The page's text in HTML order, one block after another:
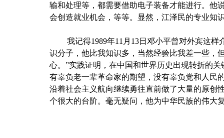
输和处理等，都需要借助电子装备才能进行。他
会创造就业机会，等等。显然，江泽民的专业知
我记得1989年11 月 13日邓小平曾对外宾这样
识分子，他比我知识多，当然经验比我差一些，
心。”实践证明，在中国和世界历史出现转折的
有辜负老一辈革命家的期望，没有辜负党和人民
沿着社会主义航向继续勇往直前做了大量的原创
个很大的台阶。毫无疑问，他为中华民族的伟大